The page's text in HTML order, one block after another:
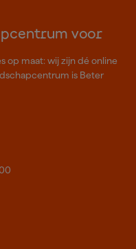
voor
op maat: wij zijn dé online
is Beter